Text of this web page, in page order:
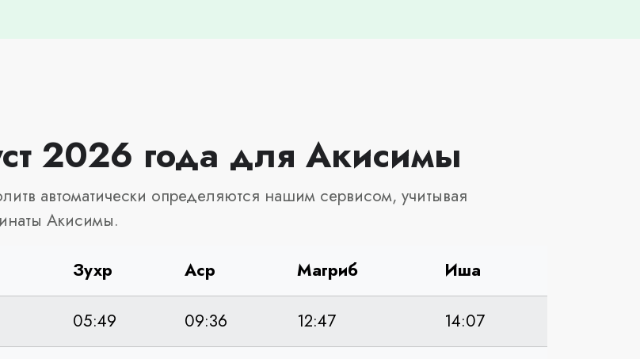
2026 года для Акисимы
автоматически определяются нашим сервисом, учитывая
Акисимы.
Зухр Аср Магриб Иша
05:49 09:36 12:47 14:07